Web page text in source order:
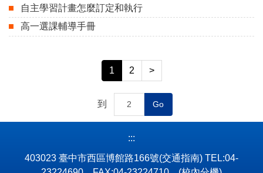
自主學習計畫怎麼訂定和執行
高一選課輔導手冊
1 2 >
到 Go
:::
403023 臺中市西區博館路166號(交通指南) TEL:04-